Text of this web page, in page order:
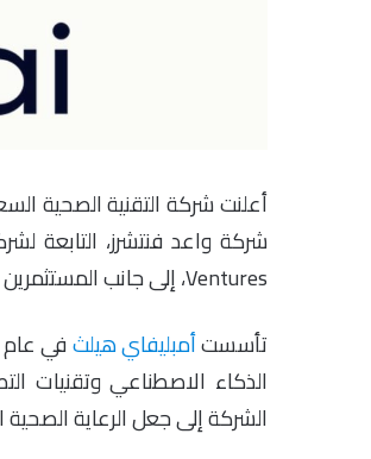
Ventures، إلى جانب المستثمرين الحاليين Techstars، و Lamarka.
تأسستأمبليفاي هيلث
الذكاء الاصطناعي وتقنيات
الشركة إلى جعل الرعاية